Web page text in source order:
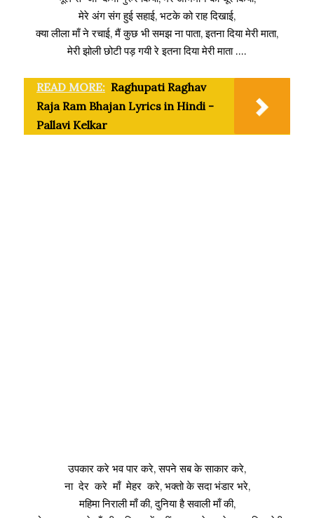
मेरे अंग संग हुई सहाई, भटके को राह दिखाई,
क्या लीला माँ ने रचाई, मैं कुछ भी समझ ना पाता, इतना दिया मेरी माता,
मेरी झोली छोटी पड़ गयी रे इतना दिया मेरी माता ….
READ MORE: Raghupati Raghav
Raja Ram Bhajan Lyrics in Hindi -
Pallavi Kelkar
उपकार करे भव पार करे, सपने सब के साकार करे,
ना देर करे माँ मेहर करे, भक्तो के सदा भंडार भरे,
महिमा निराली माँ की, दुनिया है सवाली माँ की,